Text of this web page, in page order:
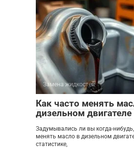
Замена жидкостей
Как часто менять
дизельном двигателе
Задумывались ли вы когда-
менять масло в дизельном
статистике,